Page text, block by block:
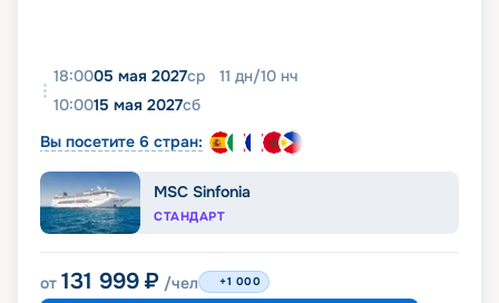
18:0005 мая 2027ср 11 дн/10 нч
10:0015 мая 2027сб
Вы посетите 6 стран:
MSC Sinfonia
СТАНДАРТ
от 131 999 ₽ /чел +1 000